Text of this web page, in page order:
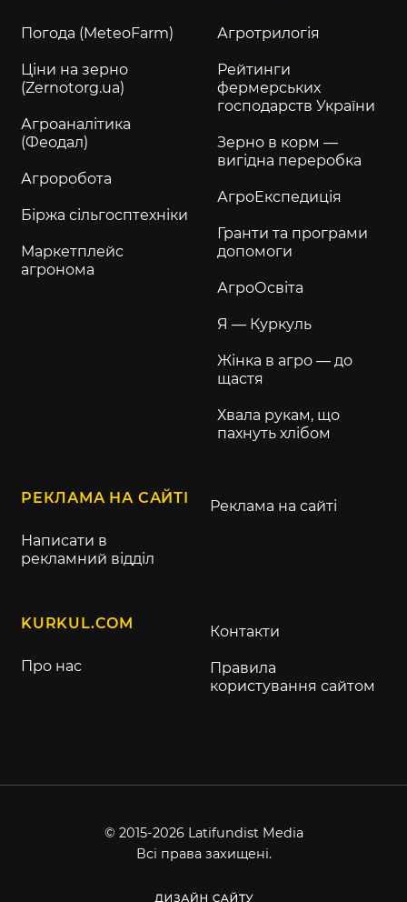
Погода (MeteoFarm)
Ціни на зерно
(Zernotorg.ua)
Агроаналітика
(Феодал)
Агроробота
Біржа сільгосптехніки
Маркетплейс
агронома
Агротрилогія
Рейтинги
фермерських
господарств України
Зерно в корм —
вигідна переробка
АгроЕкспедиція
Гранти та програми
допомоги
АгроОсвіта
Я — Куркуль
Жінка в агро — до
щастя
Хвала рукам, що
пахнуть хлібом
РЕКЛАМА НА САЙТІ
Написати в
рекламний відділ
Реклама на сайті
KURKUL.COM
Про нас
Контакти
Правила
користування сайтом
© 2015-2026 Latifundist Media
Всі права захищені.